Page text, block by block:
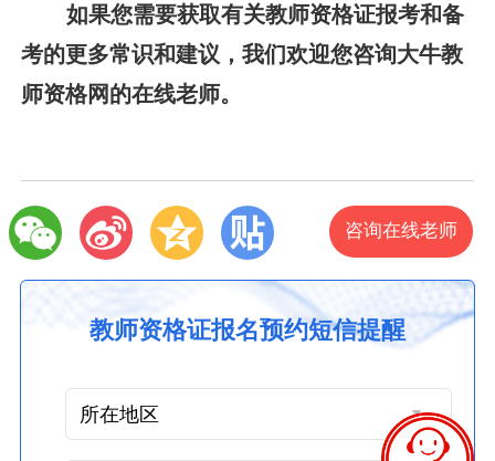
如果您需要获取有关教师资格证报考和备
考的更多常识和建议，我们欢迎您咨询大牛教
师资格网的在线老师。
咨询在线老师
教师资格证报名预约短信提醒